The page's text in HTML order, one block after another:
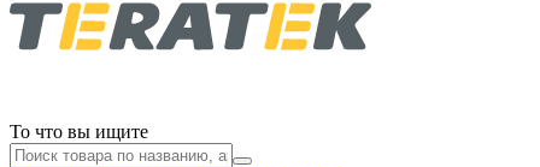
То что вы ищите